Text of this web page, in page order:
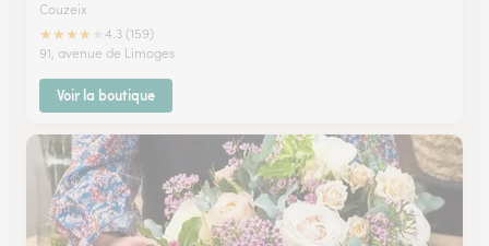
Couzeix
★★★★
4.3 (159)
91, avenue de Limoges
Voir la boutique